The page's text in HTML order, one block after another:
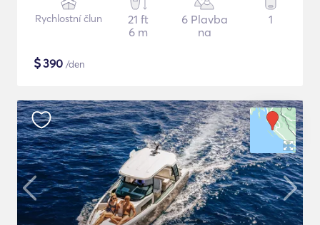
Rychlostní člun
21 ft
6 m
6 Plavba
na
1
$390 /den